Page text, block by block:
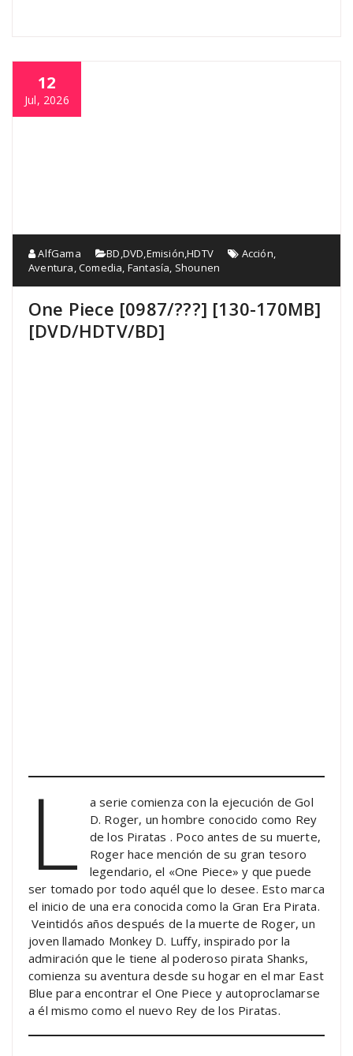
12
Jul, 2026
AlfGama BD DVD Emisión ,HDTV Acción
Aventura ,Comedia Fantasía Shounen
One Piece [0987/???] [130-170MB]
[DVD/HDTV/BD]
L
a serie comienza con la ejecución de Gol
D. Roger, un hombre conocido como Rey
de los Piratas . Poco antes de su muerte,
Roger hace mención de su gran tesoro
legendario, el «One Piece» y que puede
ser tomado por todo aquél que lo desee. Esto marca
el inicio de una era conocida como la Gran Era Pirata.
Veintidós años después de la muerte de Roger, un
joven llamado Monkey D. Luffy, inspirado por la
admiración que le tiene al poderoso pirata Shanks,
comienza su aventura desde su hogar en el mar East
Blue para encontrar el One Piece y autoproclamarse
a él mismo como el nuevo Rey de los Piratas.